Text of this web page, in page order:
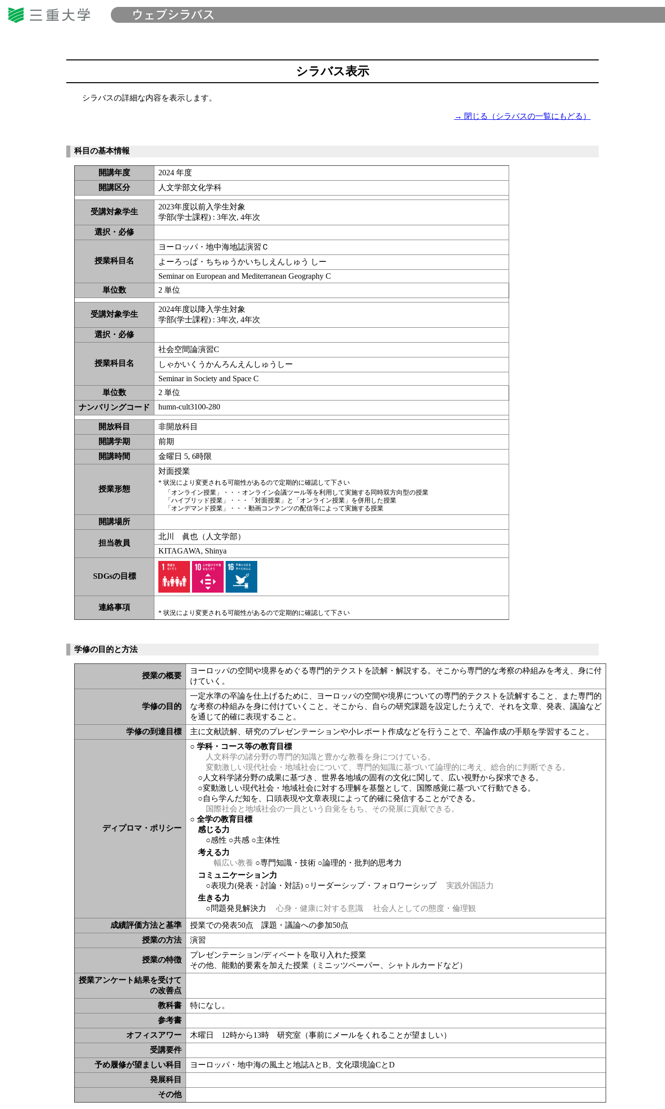
シラバス表示
シラバスの詳細な内容を表示します。
→ 閉じる（シラバスの一覧にもどる）
科目の基本情報
開講年度
2024 年度
開講区分
人文学部文化学科
受講対象学生
2023年度以前入学生対象
学部(学士課程) : 3年次, 4年次
選択・必修
授業科目名
ヨーロッパ・地中海地誌演習Ｃ
よーろっぱ・ちちゅうかいちしえんしゅう しー
Seminar on European and Mediterranean Geography C
単位数
2 単位
受講対象学生
2024年度以降入学生対象
学部(学士課程) : 3年次, 4年次
選択・必修
授業科目名
社会空間論演習C
しゃかいくうかんろんえんしゅうしー
Seminar in Society and Space C
単位数
2 単位
ナンバリングコード
humn-cult3100-280
開放科目
非開放科目
開講学期
前期
開講時間
金曜日 5, 6時限
授業形態
対面授業
* 状況により変更される可能性があるので定期的に確認して下さい
「オンライン授業」・・・オンライン会議ツール等を利用して実施する同時双方向型の授業
「ハイブリッド授業」・・・「対面授業」と「オンライン授業」を併用した授業
「オンデマンド授業」・・・動画コンテンツの配信等によって実施する授業
開講場所
担当教員
北川 眞也（人文学部）
KITAGAWA, Shinya
SDGsの目標
連絡事項
* 状況により変更される可能性があるので定期的に確認して下さい
学修の目的と方法
授業の概要
ヨーロッパの空間や境界をめぐる専門的テクストを読解・解説する。そこから専門的な考察の枠組みを考え、身に付
けていく。
学修の目的
一定水準の卒論を仕上げるために、ヨーロッパの空間や境界についての専門的テクストを読解すること、また専門的
な考察の枠組みを身に付けていくこと。そこから、自らの研究課題を設定したうえで、それを文章、発表、議論など
を通じて的確に表現すること。
学修の到達目標
主に文献読解、研究のプレゼンテーションや小レポート作成などを行うことで、卒論作成の手順を学習すること。
ディプロマ・ポリシー
○ 学科・コース等の教育目標
人文科学の諸分野の専門的知識と豊かな教養を身につけている。
変動激しい現代社会・地域社会について、専門的知識に基づいて論理的に考え、総合的に判断できる。
○人文科学諸分野の成果に基づき、世界各地域の固有の文化に関して、広い視野から探求できる。
○変動激しい現代社会・地域社会に対する理解を基盤として、国際感覚に基づいて行動できる。
○自ら学んだ知を、口頭表現や文章表現によって的確に発信することができる。
国際社会と地域社会の一員という自覚をもち、その発展に貢献できる。
○ 全学の教育目標
感じる力
○感性 ○共感 ○主体性
考える力
幅広い教養 ○専門知識・技術 ○論理的・批判的思考力
コミュニケーション力
○表現力(発表・討論・対話) ○リーダーシップ・フォロワーシップ
実践外国語力
生きる力
○問題発見解決力
心身・健康に対する意識
社会人としての態度・倫理観
成績評価方法と基準
授業での発表50点 課題・議論への参加50点
授業の方法
演習
授業の特徴
プレゼンテーション/ディベートを取り入れた授業
その他、能動的要素を加えた授業（ ミニッツペーパー、シャトルカードなど）
授業アンケート結果を受けて
の改善点
教科書
特になし。
参考書
オフィスアワー
木曜日 12時から13時 研究室（事前にメールをくれることが望ましい）
受講要件
予め履修が望ましい科目
ヨーロッパ・地中海の風土と地誌AとB、文化環境論CとD
発展科目
その他